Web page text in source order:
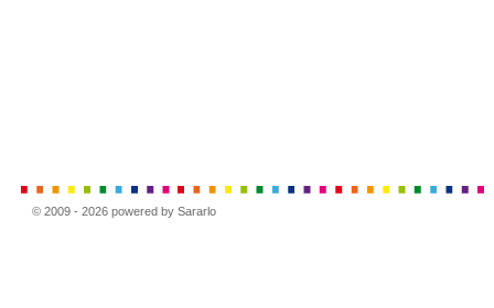
© 2009 - 2026 powered by Sararlo